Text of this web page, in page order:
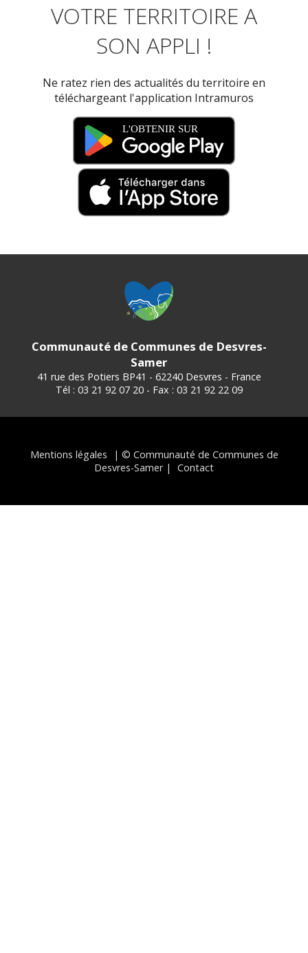
VOTRE TERRITOIRE A
SON APPLI !
Ne ratez rien des actualités du territoire en
téléchargeant l'application Intramuros
Communauté de Communes de Desvres-
Samer
41 rue des Potiers BP41 - 62240 Desvres - France
Tél : 03 21 92 07 20 - Fax : 03 21 92 22 09
Mentions légales
| © Communauté de Communes de
Desvres-Samer |
Contact